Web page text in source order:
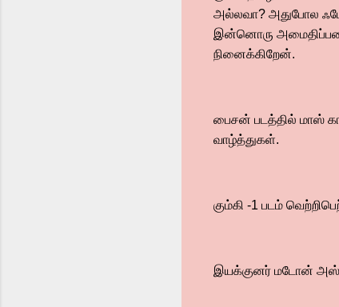
அல்லவா? அதுபோல
இன்னொரு அமைதிப்படை
நினைக்கிறேன்.
பைசன் படத்தில் மாஸ்
வாழ்த்துகள்.
கும்கி -1 படம்
இயக்குனர் மடோன்